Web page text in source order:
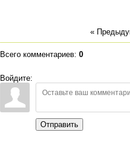
«
Всего комментариев: 0
Войдите:
Отправить